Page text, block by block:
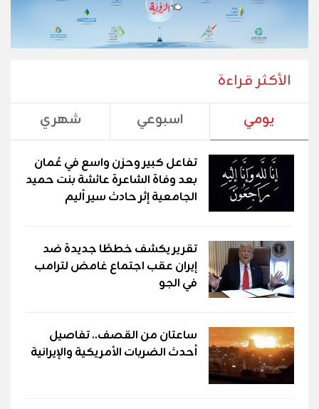
الأكثر قراءة
يومي اسبوعي شهري
تفاعل كبير وحزن واسع في عُمان
بعد وفاة الشاعرة عائشة بنت حميد
الجامعية إثر حادث سير أليم
تقرير يكشف خططًا جديدة ضد
إيران عقب اجتماع غامض لترامب
في الجو
ساعتان من القصف.. تفاصيل
أحدث الضربات الأمريكية والإيرانية